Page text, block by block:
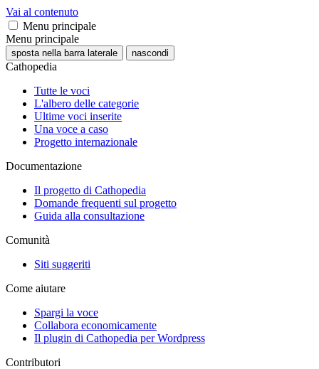
Vai al contenuto
Menu principale
Menu principale
sposta nella barra laterale nascondi
Cathopedia
Tutte le voci
L'albero delle categorie
Ultime voci inserite
Una voce a caso
Progetto internazionale
Documentazione
Il progetto di Cathopedia
Domande frequenti sul progetto
Guida alla consultazione
Comunità
Siti suggeriti
Come aiutare
Spargi la voce
Collabora economicamente
Il plugin di Cathopedia per Wordpress
Contributori